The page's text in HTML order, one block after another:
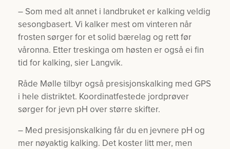
– Som med alt annet i landbruket er kalking veldig
sesongbasert. Vi kalker mest om vinteren når
frosten sørger for et solid bærelag og rett før
våronna. Etter treskinga om høsten er også ei fin
tid for kalking, sier Langvik.
Råde Mølle tilbyr også presisjonskalking med GPS
i hele distriktet. Koordinatfestede jordprøver
sørger for jevn pH over større skifter.
– Med presisjonskalking får du en jevnere pH og
mer nøyaktig kalking. Det koster litt mer, men